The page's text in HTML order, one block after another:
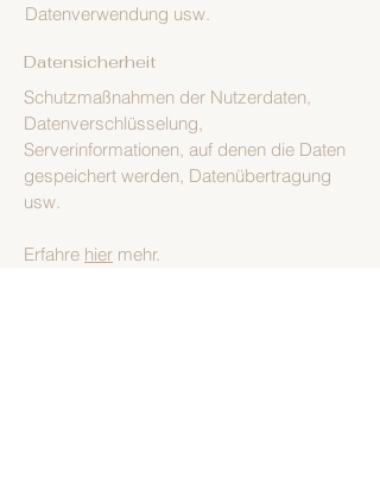
Datenverwendung usw.
Datensicherheit
Schutzmaßnahmen der Nutzerdaten,
Datenverschlüsselung,
Serverinformationen, auf denen die Daten
gespeichert werden, Datenübertragung
usw.
Erfahre hier mehr.